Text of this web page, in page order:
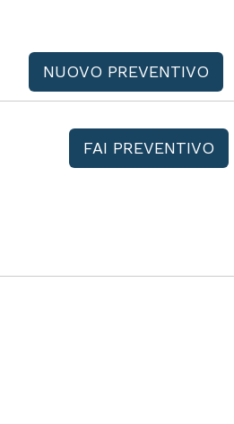
NUOVO PREVENTIVO
FAI PREVENTIVO